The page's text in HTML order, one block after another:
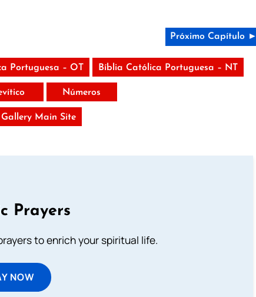
Próximo Capítulo ►
Portuguesa – OT Bíblia Católica Portuguesa – NT
Números
Main Site
Prayers
to enrich your spiritual life.
NOW